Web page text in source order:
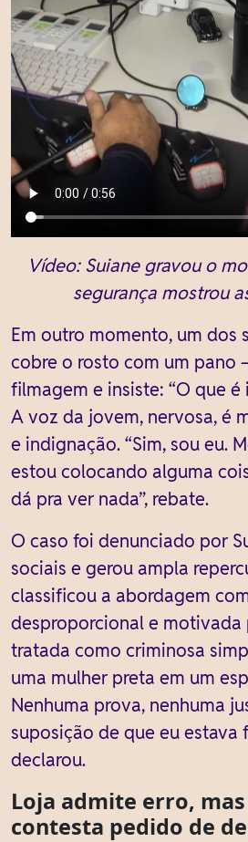
Vídeo: Suiane gravou o
segurança mostrou
Em outro momento, um dos
cobre o rosto com um pano
filmagem e insiste: “O que é
A voz da jovem, nervosa, é
e indignação. “Sim, sou eu.
estou colocando alguma
dá pra ver nada”, rebate.
O caso foi denunciado por
sociais e gerou ampla
classificou a abordagem
desproporcional e motivada
tratada como criminosa
uma mulher preta em um
Nenhuma prova, nenhuma
suposição de que eu estava
declarou.
Loja admite erro,
contesta pedido de